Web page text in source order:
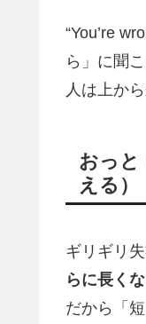
“You’re
ら」に聞
人は上か
おっと
える）
ギリギリ
らに長く
だから「